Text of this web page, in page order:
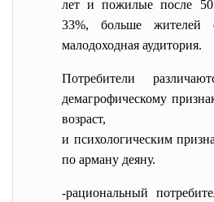
лет и пожилые после
33%, больше жителей
малодоходная аудитория.
Потребители
демагрофическому
возраст,
и психологическим
по арману деяну.
-рациональный